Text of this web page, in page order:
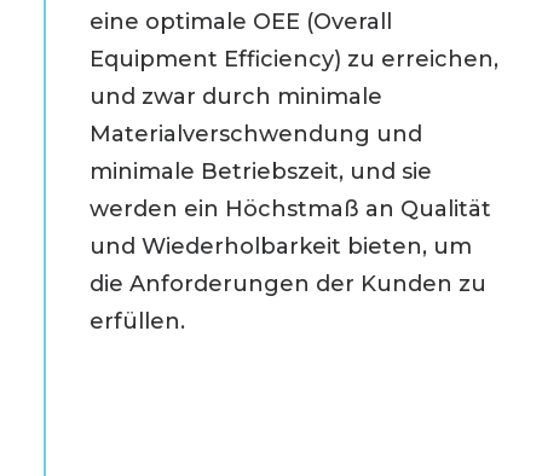
eine optimale OEE (Overall
Equipment Efficiency) zu erreichen,
und zwar durch minimale
Materialverschwendung und
minimale Betriebszeit, und sie
werden ein Höchstmaß an Qualität
und Wiederholbarkeit bieten, um
die Anforderungen der Kunden zu
erfüllen.